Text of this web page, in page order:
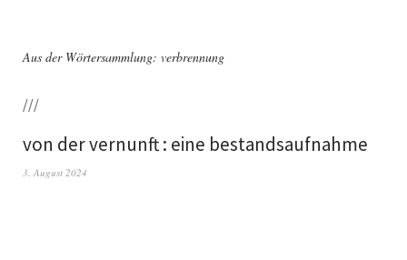
Aus der Wörtersammlung: verbrennung
///
von der vernunft : eine bestandsaufnahme
3. August 2024